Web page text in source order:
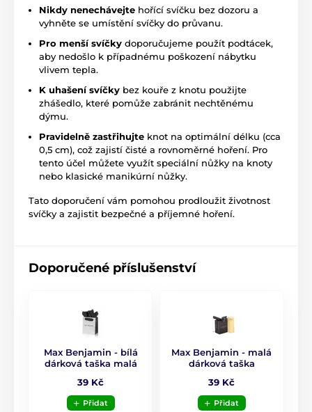
Produkt je zařazen v kategoriích
Bytové vůně Max Benjamin
Nikdy nenechávejte hořící svíčku bez dozoru a
vyhněte se umístění svíčky do průvanu.
Pro menší svíčky doporučujeme použít podtácek,
aby nedošlo k případnému poškození nábytku
vlivem tepla.
K uhašení svíčky bez kouře z knotu použijte
zhášedlo, které pomůže zabránit nechtěnému
dýmu.
Pravidelně zastřihujte knot na optimální délku (cca
0,5 cm), což zajistí čisté a rovnoměrné hoření. Pro
tento účel můžete využít speciální nůžky na knoty
nebo klasické manikúrní nůžky.
Tato doporučení vám pomohou prodloužit životnost
svíčky a zajistit bezpečné a příjemné hoření.
Doporučené příslušenství
Max Benjamin - bílá
dárková taška malá
39 Kč
Přidat
Max Benjamin - malá
dárková taška
39 Kč
Přidat